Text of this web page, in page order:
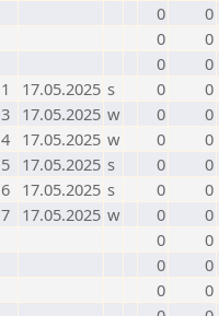
0
0
0
0
0
0
1 17.05.2025 s 0 0
3 17.05.2025 w 0 0
4 17.05.2025 w 0 0
5 17.05.2025 s 0 0
6 17.05.2025 s 0 0
7 17.05.2025 w 0 0
0
0
0
0
0
0